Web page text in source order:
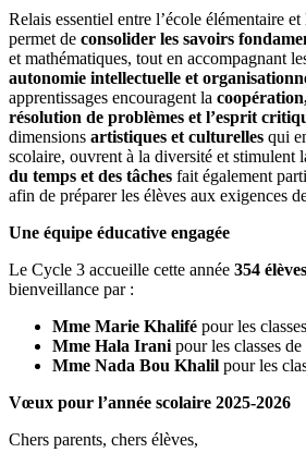
Relais essentiel entre l’école élémentaire
permet de consolider les savoirs
et mathématiques, tout en accompagnant
autonomie intellectuelle et
apprentissages encouragent la
résolution de problèmes et l’esprit
dimensions artistiques et culturelles qui
scolaire, ouvrent à la diversité et stimulent
du temps et des tâches fait également
afin de préparer les élèves aux exigences
Une équipe éducative engagée
Le Cycle 3 accueille cette année 354 élèves
bienveillance par :
Mme Marie Khalifé pour les
Mme Hala Irani pour les classes de
Mme Nada Bou Khalil pour les
Vœux pour l’année scolaire 2025-2026
Chers parents, chers élèves,